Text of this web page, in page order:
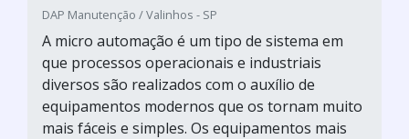
DAP Manutenção / Valinhos - SP
A micro automação é um tipo de sistema em
que processos operacionais e industriais
diversos são realizados com o auxílio de
equipamentos modernos que os tornam muito
mais fáceis e simples. Os equipamentos mais